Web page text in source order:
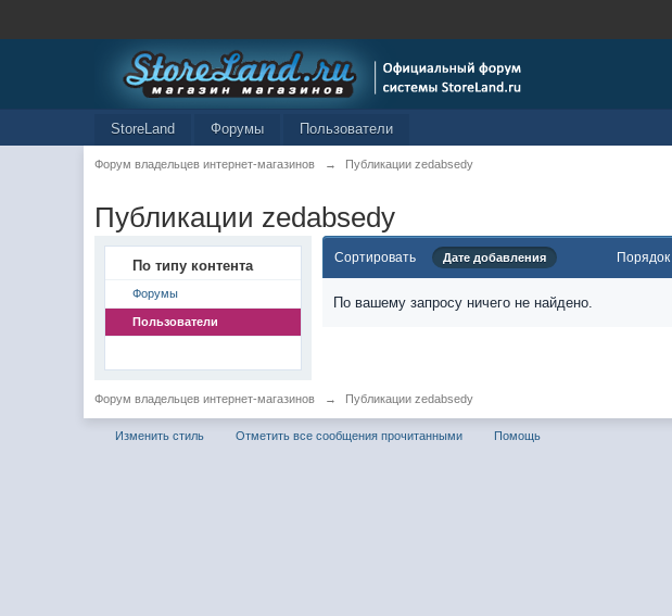
StoreLand Форумы Пользователи
Форум владельцев интернет-магазинов → Публикации zedabsedy
Публикации zedabsedy
По типу контента
Форумы
Пользователи
Сортировать Дате добавления Порядок
По вашему запросу ничего не найдено.
Форум владельцев интернет-магазинов → Публикации zedabsedy
Изменить стиль Отметить все сообщения прочитанными Помощь